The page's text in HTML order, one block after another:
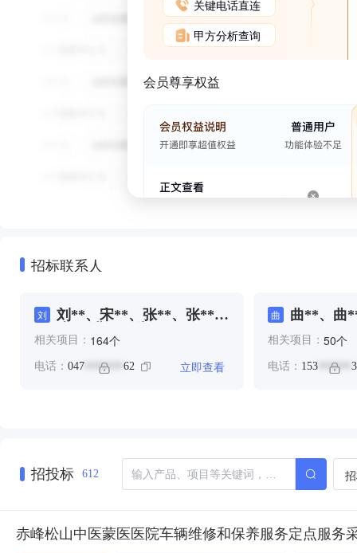
关键电话直连
甲方分析查询
会员尊享权益
招标联系人
刘
刘**、宋**、张**、张**、
相关项目： 164个
电话： 047 ******* 62 立即查看
曲 曲**、曲
相关项目： 50个
电话： 153******
招投标 612
赤峰松山中医蒙医医院车辆维修和保养服务定点服务